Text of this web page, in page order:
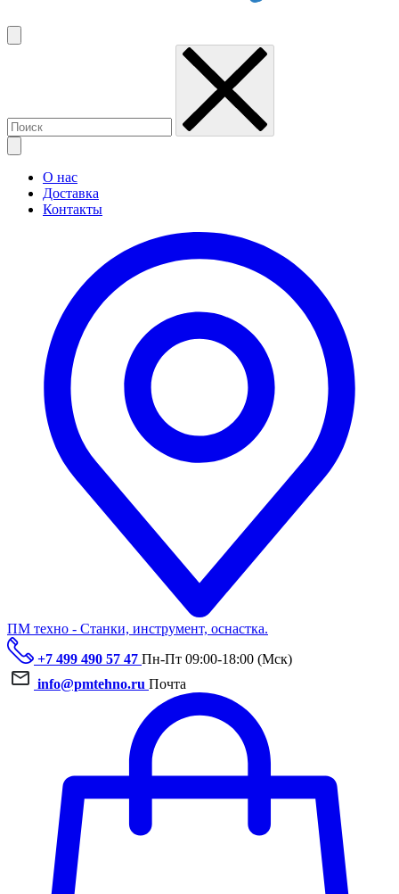
О нас
Доставка
Контакты
ПМ техно - Станки, инструмент, оснастка.
+7 499 490 57 47 Пн-Пт 09:00-18:00 (Мск)
info@pmtehno.ru Почта